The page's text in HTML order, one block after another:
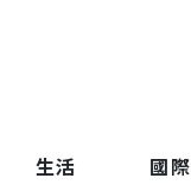
生活 國際